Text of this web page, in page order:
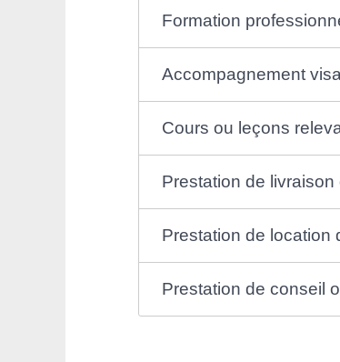
Formation
Accompagnement
Cours ou leçons
Prestation de
Prestation de location
Prestation de conseil